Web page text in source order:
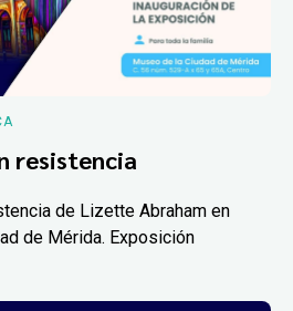
resistencia
de Lizette Abraham en
de Mérida. Exposición